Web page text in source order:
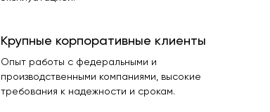
Крупные корпоративные клиенты
Опыт работы с федеральными и
производственными компаниями, высокие
требования к надежности и срокам.